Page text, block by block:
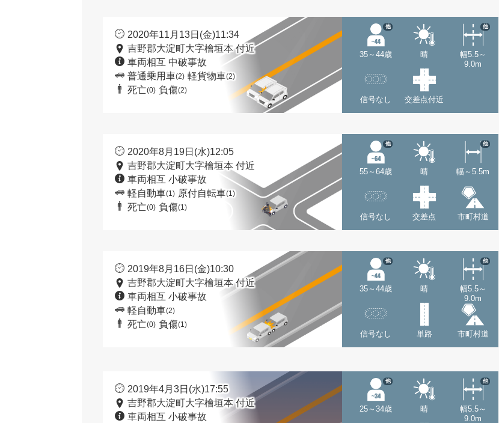
2020年11月13日(金)11:34
吉野郡大淀町大字檜垣本 付近
車両相互 中破事故
普通乗用車(2) 軽貨物車(2)
死亡(0) 負傷(2)
35～44歳
他
晴
幅5.5～
9.0m
他
信号なし 交差点付近
2020年8月19日(水)12:05
吉野郡大淀町大字檜垣本 付近
車両相互 小破事故
軽自動車(1) 原付自転車(1)
死亡(0) 負傷(1)
55～64歳
他
晴 幅～5.5m
他
信号なし 交差点 市町村道
2019年8月16日(金)10:30
吉野郡大淀町大字檜垣本 付近
車両相互 小破事故
軽自動車(2)
死亡(0) 負傷(1)
35～44歳
他
晴
幅5.5～
9.0m
他
信号なし 単路 市町村道
2019年4月3日(水)17:55
吉野郡大淀町大字檜垣本 付近
車両相互 小破事故
25～34歳
他
晴
幅5.5～
9.0m
他